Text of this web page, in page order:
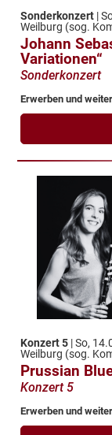
Sonderkonzert |
Weilburg (sog.
Johann
Variationen“
Sonderkonzert
Erwerben und
Konzert 5 | So,
Weilburg (sog.
Prussian
Konzert 5
Erwerben und